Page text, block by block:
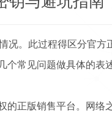
况。此过程得区分官方
常见问题做具体的表
的正版销售平台。网络